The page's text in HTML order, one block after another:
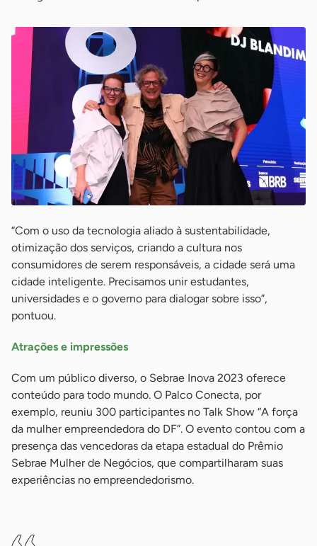
“Com o uso da tecnologia aliado à sustentabilidade,
otimização dos serviços, criando a cultura nos
consumidores de serem responsáveis, a cidade será uma
cidade inteligente. Precisamos unir estudantes,
universidades e o governo para dialogar sobre isso”,
pontuou.
Atrações e impressões
Com um público diverso, o Sebrae Inova 2023 oferece
conteúdo para todo mundo. O Palco Conecta, por
exemplo, reuniu 300 participantes no Talk Show “A força
da mulher empreendedora do DF”. O evento contou com a
presença das vencedoras da etapa estadual do Prêmio
Sebrae Mulher de Negócios, que compartilharam suas
experiências no empreendedorismo.